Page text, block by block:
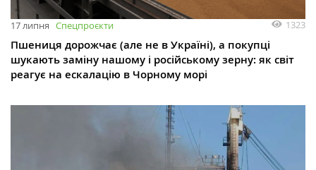
17 липня Спецпроєкти 1323
Пшениця дорожчає (але не в Україні), а покупці
шукають заміну нашому і російському зерну: як світ
реагує на ескалацію в Чорному морі